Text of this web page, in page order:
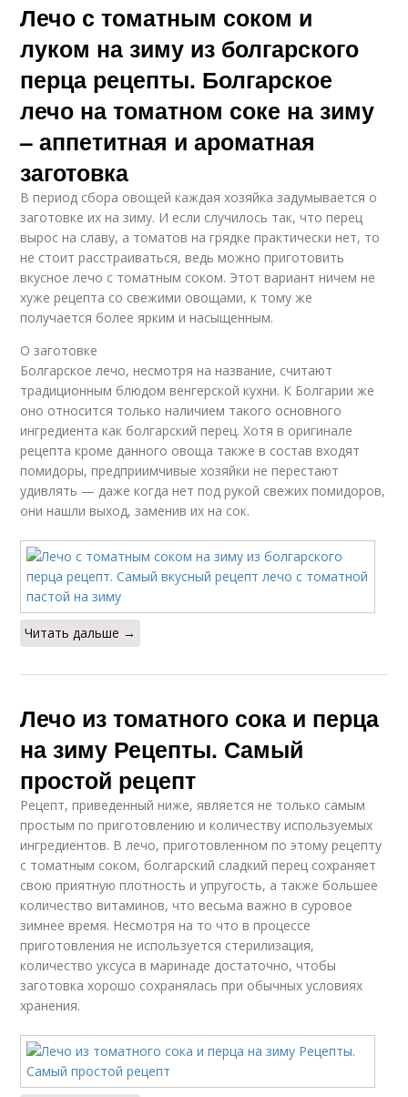
Лечо с томатным соком и
луком на зиму из болгарского
перца рецепты. Болгарское
лечо на томатном соке на зиму
– аппетитная и ароматная
заготовка
В период сбора овощей каждая хозяйка задумывается о
заготовке их на зиму. И если случилось так, что перец
вырос на славу, а томатов на грядке практически нет, то
не стоит расстраиваться, ведь можно приготовить
вкусное лечо с томатным соком. Этот вариант ничем не
хуже рецепта со свежими овощами, к тому же
получается более ярким и насыщенным.
О заготовке
Болгарское лечо, несмотря на название, считают
традиционным блюдом венгерской кухни. К Болгарии же
оно относится только наличием такого основного
ингредиента как болгарский перец. Хотя в оригинале
рецепта кроме данного овоща также в состав входят
помидоры, предприимчивые хозяйки не перестают
удивлять — даже когда нет под рукой свежих помидоров,
они нашли выход, заменив их на сок.
Читать дальше →
Лечо из томатного сока и перца
на зиму Рецепты. Самый
простой рецепт
Рецепт, приведенный ниже, является не только самым
простым по приготовлению и количеству используемых
ингредиентов. В лечо, приготовленном по этому рецепту
с томатным соком, болгарский сладкий перец сохраняет
свою приятную плотность и упругость, а также большее
количество витаминов, что весьма важно в суровое
зимнее время. Несмотря на то что в процессе
приготовления не используется стерилизация,
количество уксуса в маринаде достаточно, чтобы
заготовка хорошо сохранялась при обычных условиях
хранения.